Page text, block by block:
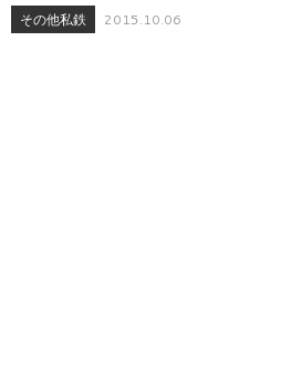
その他私鉄 2015.10.06